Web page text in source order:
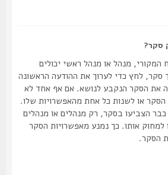
מנהל או מנהל ראשי יכולים
לחץ כדי לערוך את ההודעה הראשונה
הסקר הנקבע לנושא. אם אף אחד לא
או לשנות כל אחת מהאפשרויות שלו.
בסקר, רק מנהלים או מנהלים
אותו. כך נמנע מאפשרויות הסקר